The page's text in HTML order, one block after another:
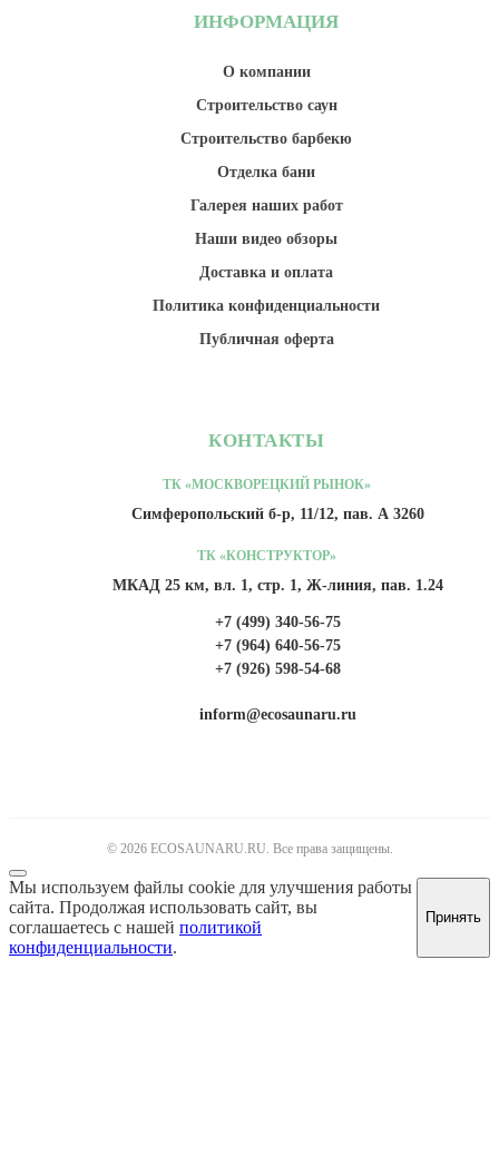
ИНФОРМАЦИЯ
О компании
Строительство саун
Строительство барбекю
Отделка бани
Галерея наших работ
Наши видео обзоры
Доставка и оплата
Политика конфиденциальности
Публичная оферта
КОНТАКТЫ
ТК «МОСКВОРЕЦКИЙ РЫНОК»
Симферопольский б-р, 11/12, пав. А 3260
ТК «КОНСТРУКТОР»
МКАД 25 км, вл. 1, стр. 1, Ж-линия, пав. 1.24
+7 (499) 340-56-75
+7 (964) 640-56-75
+7 (926) 598-54-68
inform@ecosaunaru.ru
© 2026 ECOSAUNARU.RU. Все права защищены.
Мы используем файлы cookie для улучшения работы
сайта. Продолжая использовать сайт, вы
соглашаетесь с нашей политикой
конфиденциальности.
Принять